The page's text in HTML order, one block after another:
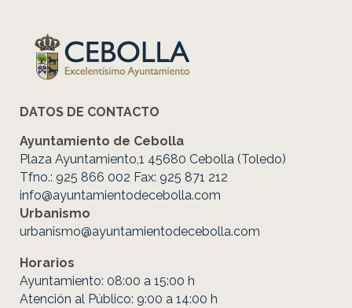
DATOS DE CONTACTO
Ayuntamiento de Cebolla
Plaza Ayuntamiento,1 45680 Cebolla (Toledo)
Tfno.: 925 866 002 Fax: 925 871 212
info@ayuntamientodecebolla.com
Urbanismo
urbanismo@ayuntamientodecebolla.com
Horarios
Ayuntamiento: 08:00 a 15:00 h
Atención al Público: 9:00 a 14:00 h